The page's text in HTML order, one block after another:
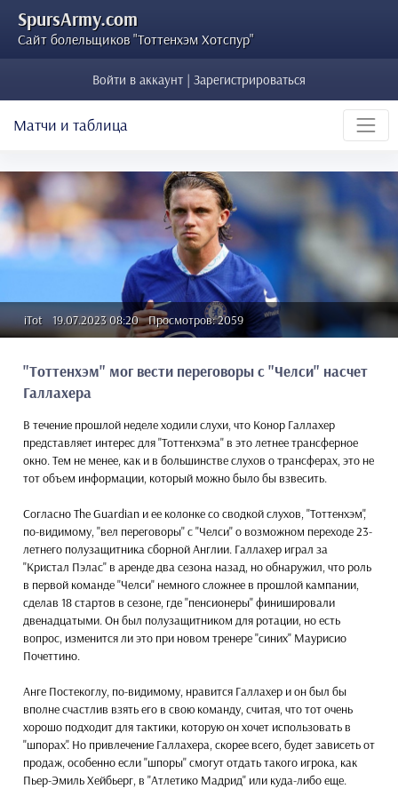
SpursArmy.com
Сайт болельщиков "Тоттенхэм Хотспур"
Войти в аккаунт | Зарегистрироваться
Матчи и таблица
iTot 19.07.2023 08:20 Просмотров: 2059
"Тоттенхэм" мог вести переговоры с "Челси" насчет
Галлахера
В течение прошлой неделе ходили слухи, что Конор Галлахер
представляет интерес для "Тоттенхэма" в это летнее трансферное
окно. Тем не менее, как и в большинстве слухов о трансферах, это не
тот объем информации, который можно было бы взвесить.
Согласно The Guardian и ее колонке со сводкой слухов, "Тоттенхэм",
по-видимому, "вел переговоры" с "Челси" о возможном переходе 23-
летнего полузащитника сборной Англии. Галлахер играл за
"Кристал Пэлас" в аренде два сезона назад, но обнаружил, что роль
в первой команде "Челси" немного сложнее в прошлой кампании,
сделав 18 стартов в сезоне, где "пенсионеры" финишировали
двенадцатыми. Он был полузащитником для ротации, но есть
вопрос, изменится ли это при новом тренере "синих" Маурисио
Почеттино.
Анге Постекоглу, по-видимому, нравится Галлахер и он был бы
вполне счастлив взять его в свою команду, считая, что тот очень
хорошо подходит для тактики, которую он хочет использовать в
"шпорах". Но привлечение Галлахера, скорее всего, будет зависеть от
продаж, особенно если "шпоры" смогут отдать такого игрока, как
Пьер-Эмиль Хейбьерг, в "Атлетико Мадрид" или куда-либо еще.